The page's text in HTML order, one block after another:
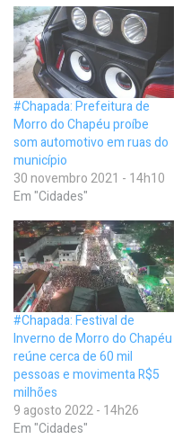
#Chapada: Prefeitura de
Morro do Chapéu proíbe
som automotivo em ruas do
município
30 novembro 2021 - 14h10
Em "Cidades"
#Chapada: Festival de
Inverno de Morro do Chapéu
reúne cerca de 60 mil
pessoas e movimenta R$5
milhões
9 agosto 2022 - 14h26
Em "Cidades"